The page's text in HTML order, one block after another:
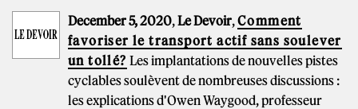
December 5, 2020,Le Devoir,Comment
favoriser le transport actif sans soulever
un tollé? Les implantations de nouvelles pistes
cyclables soulèvent de nombreuses discussions :
les explications d'Owen Waygood, professeur